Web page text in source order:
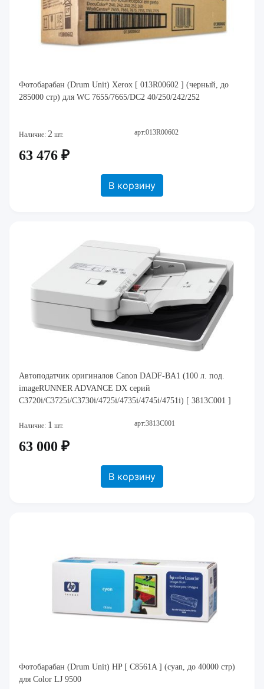
Фотобарабан (Drum Unit) Xerox [ 013R00602 ] (черный, до
285000 стр) для WC 7655/7665/DC2 40/250/242/252
Наличие: 2 шт. арт:013R00602
63 476 ₽
В корзину
Автоподатчик оригиналов Canon DADF-BA1 (100 л. под.
imageRUNNER ADVANCE DX серий
C3720i/C3725i/C3730i/4725i/4735i/4745i/4751i) [ 3813C001 ]
Наличие: 1 шт. арт:3813C001
63 000 ₽
В корзину
Фотобарабан (Drum Unit) HP [ C8561A ] (cyan, до 40000 стр)
для Color LJ 9500